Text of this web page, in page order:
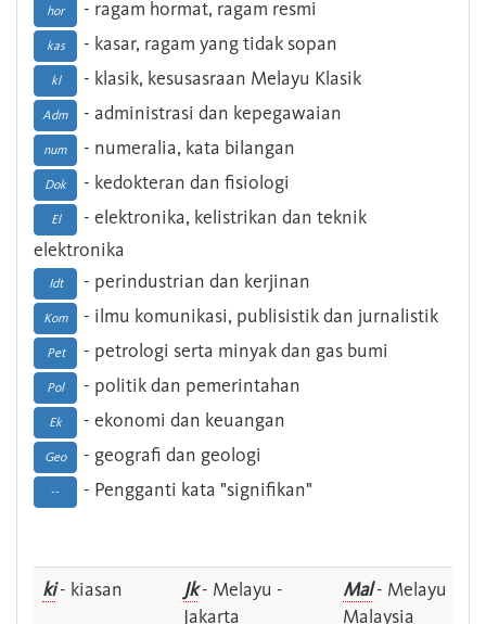
hor - ragam hormat, ragam resmi
kas - kasar, ragam yang tidak sopan
kl - klasik, kesusasraan Melayu Klasik
Adm - administrasi dan kepegawaian
num - numeralia, kata bilangan
Dok - kedokteran dan fisiologi
El
- elektronika, kelistrikan dan teknik
elektronika
Idt - perindustrian dan kerjinan
Kom - ilmu komunikasi, publisistik dan jurnalistik
Pet - petrologi serta minyak dan gas bumi
Pol - politik dan pemerintahan
Ek - ekonomi dan keuangan
Geo - geografi dan geologi
-- - Pengganti kata "signifikan"
ki- kiasan Jk- Melayu -
Jakarta
Mal- Melayu -
Malaysia